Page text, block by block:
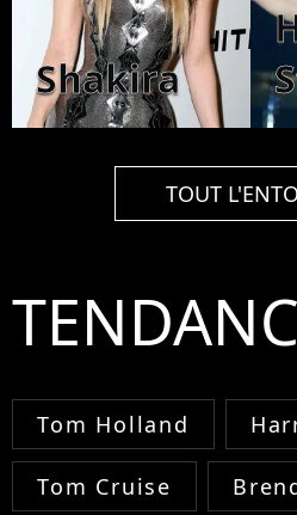
Shakira
TOUT
Tom Holland
Tom Cruise